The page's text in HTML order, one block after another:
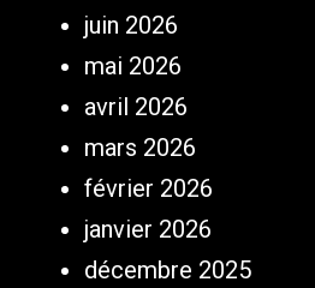
juin 2026
mai 2026
avril 2026
mars 2026
février 2026
janvier 2026
décembre 2025